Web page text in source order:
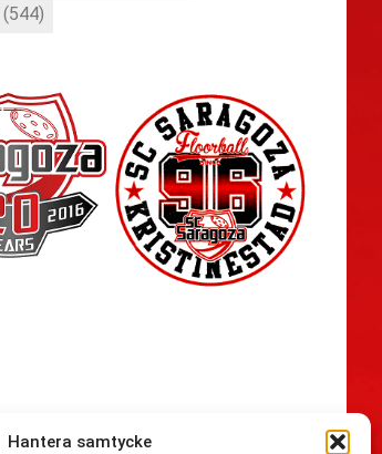
Hantera samtycke
(544)